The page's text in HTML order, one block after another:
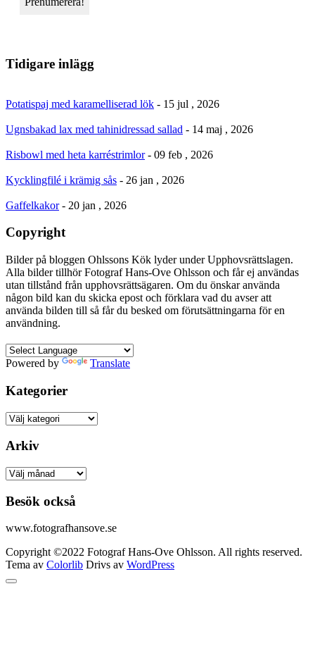
Tidigare inlägg
Potatispaj med karamelliserad lök - 15 jul , 2026
Ugnsbakad lax med tahinidressad sallad - 14 maj , 2026
Risbowl med heta karréstrimlor - 09 feb , 2026
Kycklingfilé i krämig sås - 26 jan , 2026
Gaffelkakor - 20 jan , 2026
Copyright
Bilder på bloggen Ohlssons Kök lyder under Upphovsrättslagen.
Alla bilder tillhör Fotograf Hans-Ove Ohlsson och får ej användas
utan tillstånd från upphovsrättsägaren. Om du önskar använda
någon bild kan du skicka epost och förklara vad du avser att
använda bilden till så får du besked om förutsättningarna för en
användning.
Powered by Translate
Kategorier
Kategorier
Arkiv
Arkiv
Besök också
www.fotografhansove.se
Copyright ©2022 Fotograf Hans-Ove Ohlsson. All rights reserved.
Tema av Colorlib Drivs av WordPress